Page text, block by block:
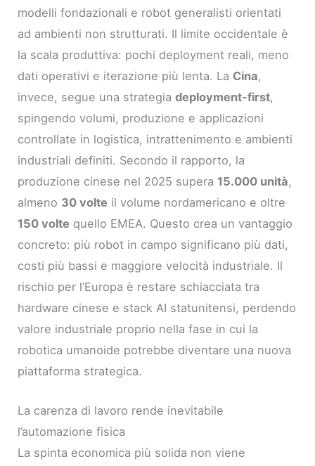
modelli fondazionali e robot generalisti orientati
ad ambienti non strutturati. Il limite occidentale è
la scala produttiva: pochi deployment reali, meno
dati operativi e iterazione più lenta. La Cina,
invece, segue una strategiadeployment-first,
spingendo volumi, produzione e applicazioni
controllate in logistica, intrattenimento e ambienti
industriali definiti. Secondo il rapporto, la
produzione cinese nel 2025 supera 15.000 unità,
almeno 30 volte il volume nordamericano e oltre
150 volte quello EMEA. Questo crea un vantaggio
concreto: più robot in campo significano più dati,
costi più bassi e maggiore velocità industriale. Il
rischio per l’Europa è restare schiacciata tra
hardware cinese e stack AI statunitensi, perdendo
valore industriale proprio nella fase in cui la
robotica umanoide potrebbe diventare una nuova
piattaforma strategica.
La carenza di lavoro rende inevitabile
l’automazione fisica
La spinta economica più solida non viene